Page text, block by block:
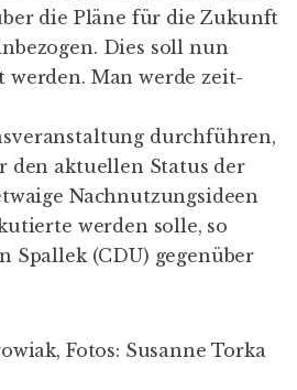
die Pläne für die Zukunft
Dies soll nun
werden. Man werde zeit-
durchführen,
den aktuellen Status der
Nachnutzungsideen
werden solle, so
Spallek(CDU) gegenüber
Fotos: Susanne Torka